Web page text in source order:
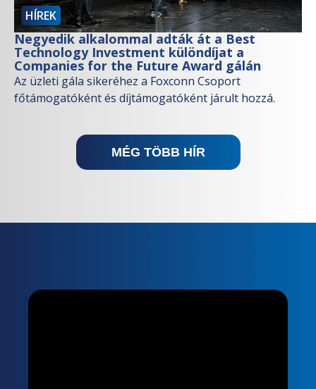
HÍREK
Negyedik alkalommal adták át a Best
Technology Investment különdíjat a
Companies for the Future Award gálán
Az üzleti gála sikeréhez a Foxconn Csoport
főtámogatóként és díjtámogatóként járult hozzá.
MÉG TÖBB HÍR